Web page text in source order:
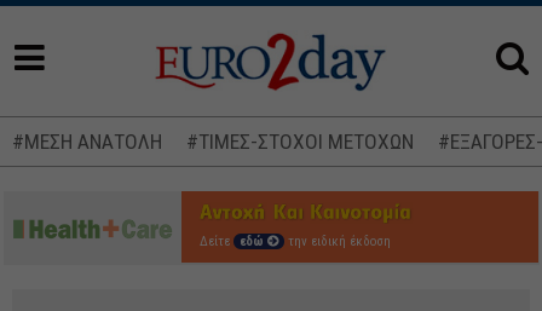
#ΜΕΣΗ ΑΝΑΤΟΛΗ #ΤΙΜΕΣ-ΣΤΟΧΟΙ ΜΕΤΟΧΩΝ
Δείτε εδώ την ειδική έκδοση